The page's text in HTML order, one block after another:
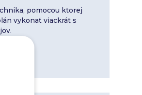
pomocou ktorej
vykonať viackrát s